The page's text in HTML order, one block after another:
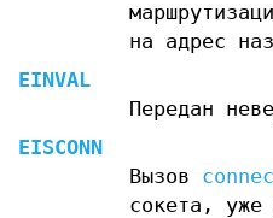
на адрес
EINVAL
Передан
EISCONN
Вызов
сокета, уже